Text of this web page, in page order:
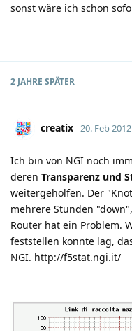
sonst wäre ich schon
2 JAHRE SPÄTER
creatix 20. Feb 2012
Ich bin von NGI noch
deren Transparenz und
weitergeholfen. Der
mehrere Stunden
Router hat ein Problem.
feststellen konnte lag,
NGI. http://f5stat.ngi.it/